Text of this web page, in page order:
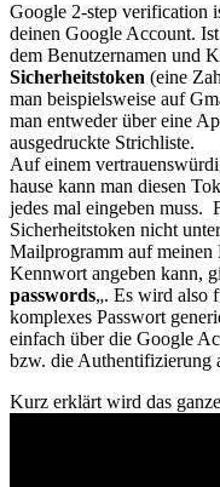
Google 2-step verification
deinen Google Account.
dem Benutzernamen und
Sicherheitstoken (eine
man beispielsweise auf
man entweder über eine
ausgedruckte Strichliste.
Auf einem
hause kann man diesen
jedes mal eingeben muss.
Sicherheitstoken nicht
Mailprogramm auf meinen
Kennwort angeben kann,
passwords„. Es wird also
komplexes Passwort
einfach über die Google
bzw. die Authentifizierung
Kurz erklärt wird das